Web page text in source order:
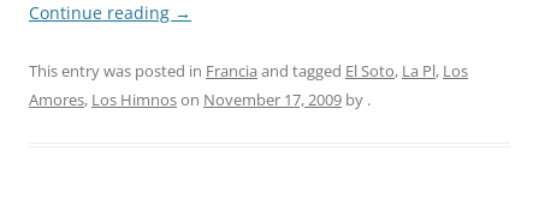
Continue reading →
This entry was posted in Francia and tagged El Soto, La Pl, Los
Amores, Los Himnoson November 17, 2009 by .